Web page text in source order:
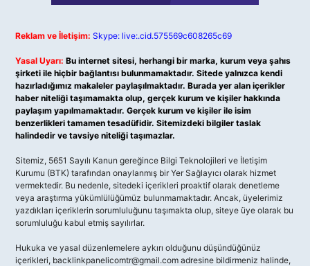
Reklam ve İletişim: Skype: live:.cid.575569c608265c69
Yasal Uyarı: Bu internet sitesi, herhangi bir marka, kurum veya şahıs
şirketi ile hiçbir bağlantısı bulunmamaktadır. Sitede yalnızca kendi
hazırladığımız makaleler paylaşılmaktadır. Burada yer alan içerikler
haber niteliği taşımamakta olup, gerçek kurum ve kişiler hakkında
paylaşım yapılmamaktadır. Gerçek kurum ve kişiler ile isim
benzerlikleri tamamen tesadüfidir. Sitemizdeki bilgiler taslak
halindedir ve tavsiye niteliği taşımazlar.
Sitemiz, 5651 Sayılı Kanun gereğince Bilgi Teknolojileri ve İletişim
Kurumu (BTK) tarafından onaylanmış bir Yer Sağlayıcı olarak hizmet
vermektedir. Bu nedenle, sitedeki içerikleri proaktif olarak denetleme
veya araştırma yükümlülüğümüz bulunmamaktadır. Ancak, üyelerimiz
yazdıkları içeriklerin sorumluluğunu taşımakta olup, siteye üye olarak bu
sorumluluğu kabul etmiş sayılırlar.
Hukuka ve yasal düzenlemelere aykırı olduğunu düşündüğünüz
içerikleri, backlinkpanelicomtr@gmail.com adresine bildirmeniz halinde,